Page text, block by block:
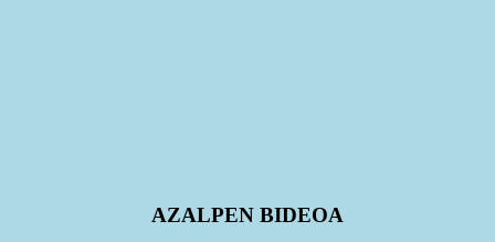
AZALPEN BIDEOA